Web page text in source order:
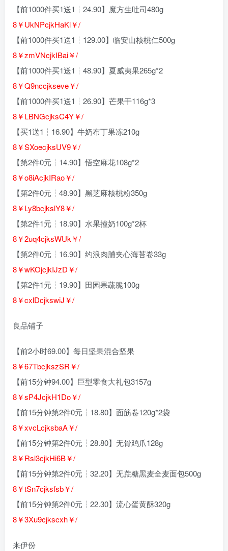
【前1000件买1送1┆24.90】魔方生吐司480g
8￥UkNPcjkHaKl￥/
【前1000件买1送1┆129.00】临安山核桃仁500g
8￥zmVNcjkIBai￥/
【前1000件买1送1┆48.90】夏威夷果265g*2
8￥Q9nccjkseve￥/
【前1000件买1送1┆26.90】芒果干116g*3
8￥LBNGcjksC4Y￥/
【买1送1┆16.90】牛奶布丁果冻210g
8￥SXoecjksUV9￥/
【第2件0元┆14.90】悟空麻花108g*2
8￥o8iAcjkIRao￥/
【第2件0元┆48.90】黑芝麻核桃粉350g
8￥Ly8bcjkslY8￥/
【第2件1元┆18.90】水果撞奶100g*2杯
8￥2uq4cjksWUk￥/
【第2件0元┆16.90】约浪肉脯夹心海苔卷33g
8￥wKOjcjkIJzD￥/
【第2件1元┆19.90】田园果蔬脆100g
8￥cxlDcjkswiJ￥/
良品铺子
【前2小时69.00】每日坚果混合坚果
8￥67TbcjkszSR￥/
【前15分钟94.00】巨型零食大礼包3157g
8￥sP4JcjkH1Do￥/
【前15分钟第2件0元┆18.80】面筋卷120g*2袋
8￥xvcLcjksbaA￥/
【前15分钟第2件0元┆28.80】无骨鸡爪128g
8￥Rsl3cjkHi6B￥/
【前15分钟第2件0元┆32.20】无蔗糖黑麦全麦面包500g
8￥tSn7cjksfsb￥/
【前15分钟第2件0元┆22.30】流心蛋黄酥320g
8￥3Xu9cjkscxh￥/
来伊份